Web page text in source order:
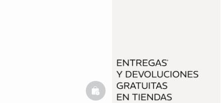
basketfull